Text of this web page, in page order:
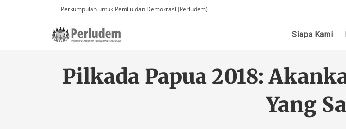
Perkumpulan untuk Pemilu dan Demokrasi (Perludem)
Siapa Kami
Pilkada Papua 2018:
Yang